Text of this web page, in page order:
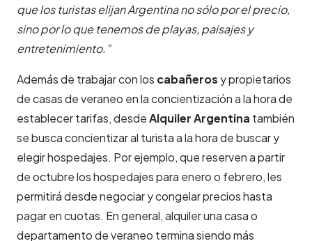
que los turistas elijan Argentina no sólo por el precio,
sino por lo que tenemos de playas, paisajes y
entretenimiento.”
Además de trabajar con los cabañeros y propietarios
de casas de veraneo en la concientización a la hora de
establecer tarifas, desdeAlquiler Argentina también
se busca concientizar al turista a la hora de buscar y
elegir hospedajes. Por ejemplo, que reserven a partir
de octubre los hospedajes para enero o febrero, les
permitirá desde negociar y congelar precios hasta
pagar en cuotas. En general, alquiler una casa o
departamento de veraneo termina siendo más